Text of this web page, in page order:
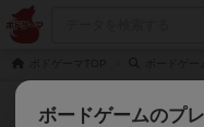
ボードゲームのプ